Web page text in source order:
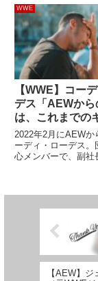
までの間にはいろん
り、一部選手たち
していたとされてい
今回の復帰につ...
WWE
【WWE】コー
デス「AEWから
は、これまでの
最も簡単な決断
2022年2月にAEWか
ーディ・ローデス。
心メンバーで、副社
してプッシュを受
【AEW】